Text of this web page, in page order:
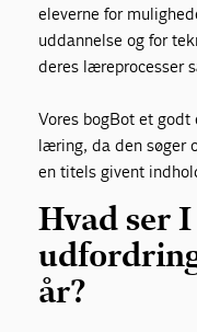
eleverne for
uddannelse og for
deres læreprocesser
Vores bogBot et
læring, da den søger
en titels givent
Hvad ser
år?